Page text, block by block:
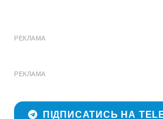
РЕКЛАМА
РЕКЛАМА
ПІДПИСАТИСЬ НА